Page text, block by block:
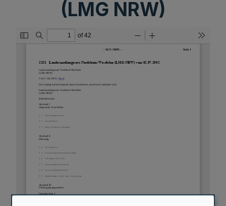
(LMG NRW)